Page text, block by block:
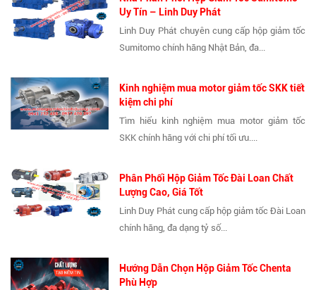
Uy Tín – Linh Duy Phát
Linh Duy Phát chuyên cung cấp hộp giảm tốc
Sumitomo chính hãng Nhật Bản, đa...
Kinh nghiệm mua motor giảm tốc SKK tiết
kiệm chi phí
Tìm hiểu kinh nghiệm mua motor giảm tốc
SKK chính hãng với chi phí tối ưu....
Phân Phối Hộp Giảm Tốc Đài Loan Chất
Lượng Cao, Giá Tốt
Linh Duy Phát cung cấp hộp giảm tốc Đài Loan
chính hãng, đa dạng tỷ số...
Hướng Dẫn Chọn Hộp Giảm Tốc Chenta
Phù Hợp